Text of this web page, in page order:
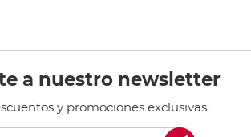
a nuestro newsletter
y promociones exclusivas.